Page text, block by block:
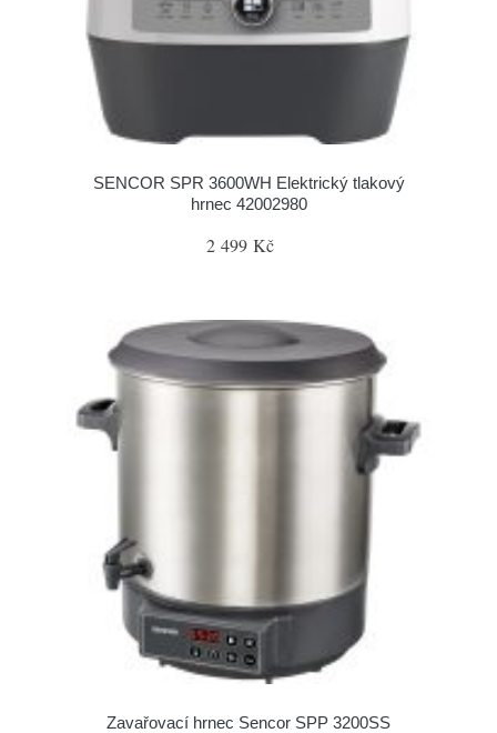
SENCOR SPR 3600WH Elektrický tlakový
hrnec 42002980
2 499 Kč
Zavařovací hrnec Sencor SPP 3200SS